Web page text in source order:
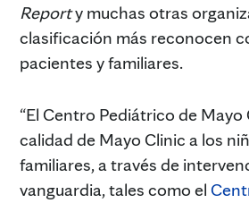
Reporty muchas otras
clasificación más reconocen
pacientes y familiares.
“El Centro Pediátrico de
calidad de Mayo Clinic a los
familiares, a través de
vanguardia, tales como el